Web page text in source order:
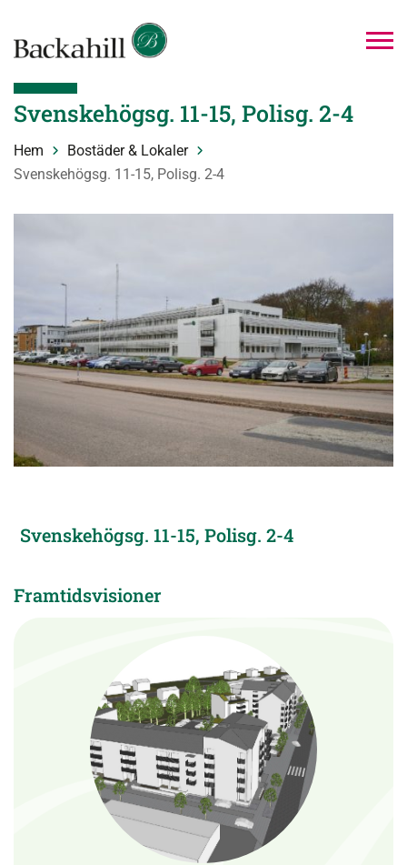
Svenskehögsg. 11-15, Polisg. 2-4
Hem
Bostäder & Lokaler
Svenskehögsg. 11-15, Polisg. 2-4
Svenskehögsg. 11-15, Polisg. 2-4
Framtidsvisioner